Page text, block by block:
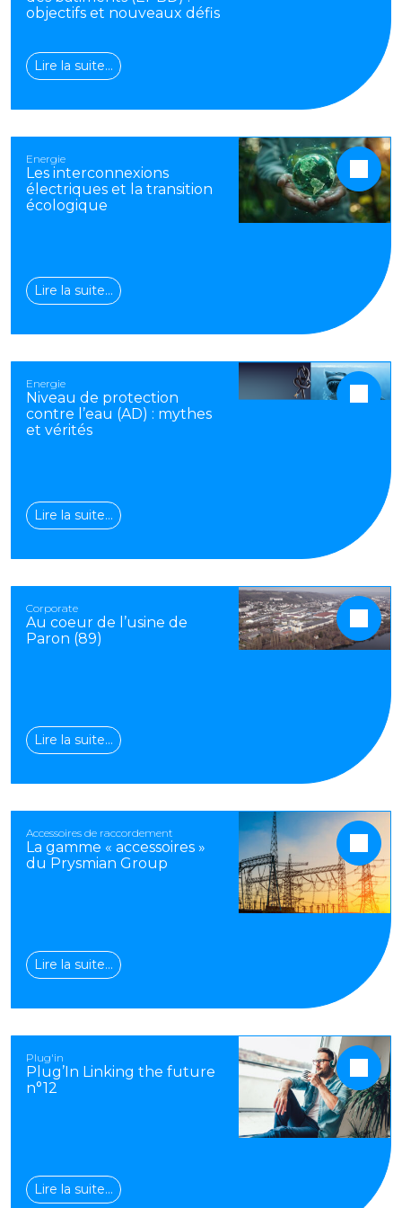
objectifs et nouveaux défis
Lire la suite…
Energie
Les interconnexions
électriques et la transition
écologique
Lire la suite…
Energie
Niveau de protection
contre l’eau (AD) : mythes
et vérités
Lire la suite…
Corporate
Au coeur de l’usine de
Paron (89)
Lire la suite…
Accessoires de raccordement
La gamme « accessoires »
du Prysmian Group
Lire la suite…
Plug'in
Plug’In Linking the future
n°12
Lire la suite…